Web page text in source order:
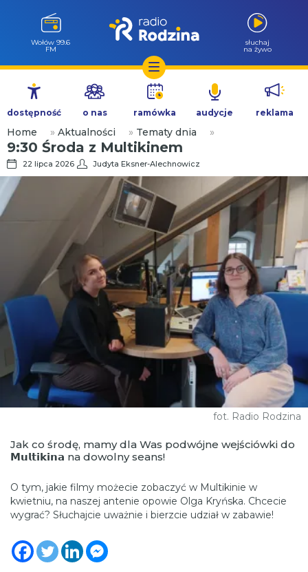
Przejdź
treści
Wołów 99.6
FM
słuchaj
na żywo
dostępność o nas ramówka audycje reklama
Home » Aktualności » Tematy dnia »
9:30 Środa z Multikinem
22 lipca 2026 Judyta Eksner-Alechnowicz
fot. Radio Rodzina
Jak co środę, mamy dla Was podwójne wejściówki do
𝗠𝘂𝗹𝘁𝗶𝗸𝗶𝗻𝗮 na dowolny seans!
O tym, jakie filmy możecie zobaczyć w Multikinie w
kwietniu, na naszej antenie opowie Olga Kryńska. Chcecie
wygrać? Słuchajcie uważnie i bierzcie udział w zabawie!